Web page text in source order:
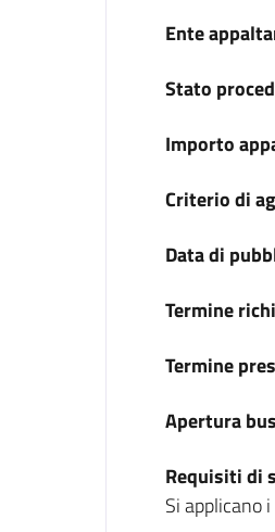
Ente
Stato
Importo
Criterio di
Data di
Termine
Termine
Apertura
Requisiti di
Si applicano